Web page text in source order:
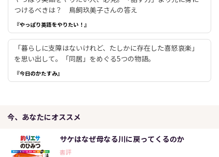
つけるべきは？ 鳥飼玖美子さんの答え
『やっぱり英語をやりたい！』
「暮らしに支障はないけれど、たしかに存在した喜怒哀楽」
を思い出して。「同居」をめぐる5つの物語。
『今日のかたすみ』
今、あなたにオススメ
サケはなぜ母なる川に戻ってくるのか
書評